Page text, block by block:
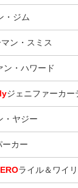
・ジム
ン・スミス
ン・ハワード
ジェニファーカー
・ヤジー
ーカー
ライル＆ワイ